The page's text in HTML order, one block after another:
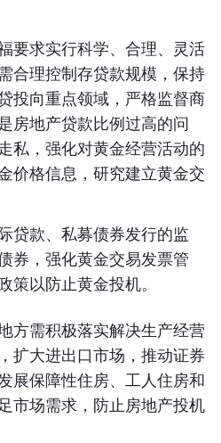
要求实行科学、合理、灵活
合理控制存贷款规模，保持
投向重点领域，严格监督商
房地产贷款比例过高的问
私，强化对黄金经营活动的
价格信息，研究建立黄金交
贷款、私募债券发行的监
券，强化黄金交易发票管
策以防止黄金投机。
方需积极落实解决生产经营
扩大进出口市场，推动证券
展保障性住房、工人住房和
市场需求，防止房地产投机